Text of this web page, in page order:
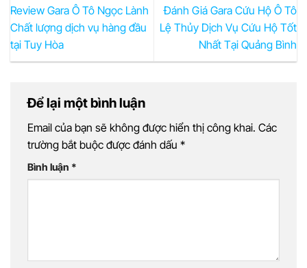
Review Gara Ô Tô Ngọc Lành
Chất lượng dịch vụ hàng đầu
tại Tuy Hòa
Đánh Giá Gara Cứu Hộ Ô Tô
Lệ Thủy Dịch Vụ Cứu Hộ Tốt
Nhất Tại Quảng Bình
Để lại một bình luận
Email của bạn sẽ không được hiển thị công khai. Các
trường bắt buộc được đánh dấu *
Bình luận *